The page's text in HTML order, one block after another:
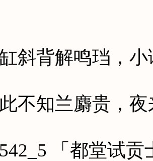
背解鸣珰，小
知兰麝贵，夜
「都堂试贡